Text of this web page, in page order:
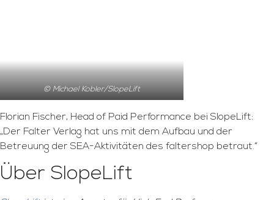
© Michael Kobler/SlopeLift
Florian Fischer, Head of Paid Performance bei SlopeLift:
„Der Falter Verlag hat uns mit dem Aufbau und der
Betreuung der SEA-Aktivitäten des faltershop betraut.“
Über SlopeLift